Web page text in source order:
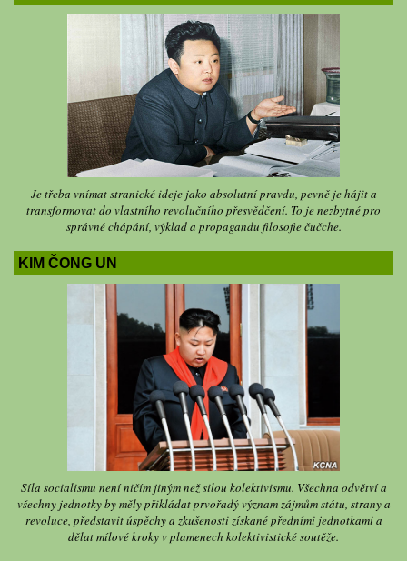
Je třeba vnímat stranické ideje jako absolutní pravdu, pevně je hájit a
transformovat do vlastního revolučního přesvědčení. To je nezbytné pro
správné chápání, výklad a propagandu filosofie čučche.
KIM ČONG UN
Síla socialismu není ničím jiným než silou kolektivismu. Všechna odvětví a
všechny jednotky by měly přikládat prvořadý význam zájmům státu, strany a
revoluce, představit úspěchy a zkušenosti získané předními jednotkami a
dělat mílové kroky v plamenech kolektivistické soutěže.